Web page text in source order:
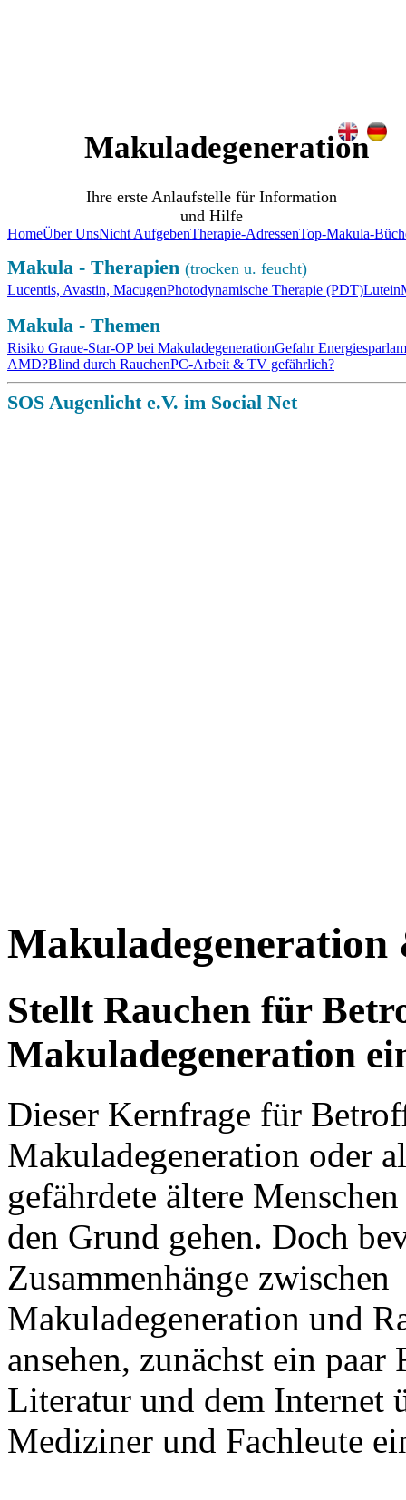
Makuladegeneration
Ihre erste Anlaufstelle für Information
und Hilfe
HomeÜber UnsNicht AufgebenTherapie-AdressenTop-Makula-
Makula - Therapien (trocken u. feucht)
Lucentis, Avastin, MacugenPhotodynamische Therapie (PDT)Lutein
Makula - Themen
Risiko Graue-Star-OP bei MakuladegenerationGefahr
AMD?Blind durch RauchenPC-Arbeit & TV gefährlich?
SOS Augenlicht e.V. im Social Net
Makuladegeneration
Stellt Rauchen für
Makuladegeneration
Dieser Kernfrage für
Makuladegeneration oder
gefährdete ältere
den Grund gehen. Doch
Zusammenhänge zwischen
Makuladegeneration und
ansehen, zunächst ein paar
Literatur und dem Internet
Mediziner und Fachleute